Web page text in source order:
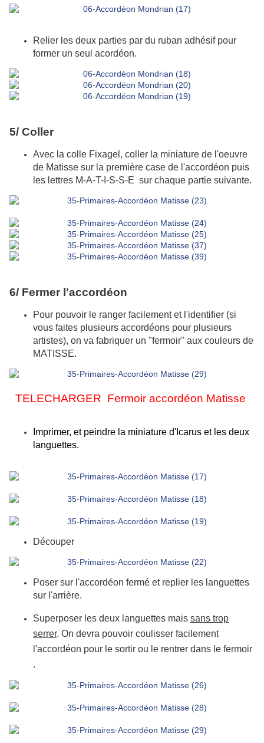
Relier les deux parties par du ruban adhésif pour
former un seul acordéon.
5/ Coller
Avec la colle Fixagel, coller la miniature de l'oeuvre
de Matisse sur la première case de l'accordéon puis
les lettres M-A-T-I-S-S-E sur chaque partie suivante.
6/ Fermer l'accordéon
Pour pouvoir le ranger facilement et l'identifier (si
vous faites plusieurs accordéons pour plusieurs
artistes), on va fabriquer un "fermoir" aux couleurs de
MATISSE.
TELECHARGER Fermoir accordéon Matisse
Imprimer, et peindre la miniature d'Icarus et les deux
languettes.
Découper
Poser sur l'accordéon fermé et replier les languettes
sur l'arrière.
Superposer les deux languettes mais sans trop
serrer. On devra pouvoir coulisser facilement
l'accordéon pour le sortir ou le rentrer dans le fermoir
.